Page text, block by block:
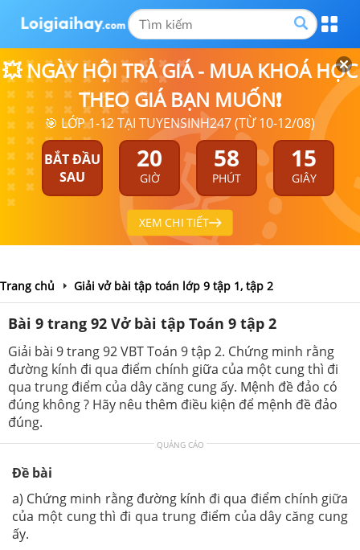
💥 NGÀY HỘI TRẢ GIÁ - MUA KHOÁ HỌC
THEO GIÁ BẠN MUỐN❗
🎯 LỚP 1-12 TẠI TUYENSINH247 (TỪ 10-12/08)
BẮT ĐẦU
SAU
20
GIỜ
58
PHÚT
15
GIÂY
XEM CHI TIẾT
Trang chủ Giải vở bài tập toán lớp 9 tập 1, tập 2
Bài 9 trang 92 Vở bài tập Toán 9 tập 2
Giải bài 9 trang 92 VBT Toán 9 tập 2. Chứng minh rằng
đường kính đi qua điểm chính giữa của một cung thì đi
qua trung điểm của dây căng cung ấy. Mệnh đề đảo có
đúng không ? Hãy nêu thêm điều kiện để mệnh đề đảo
đúng.
QUẢNG CÁO
Đề bài
a) Chứng minh rằng đường kính đi qua điểm chính giữa
của một cung thì đi qua trung điểm của dây căng cung
ấy.